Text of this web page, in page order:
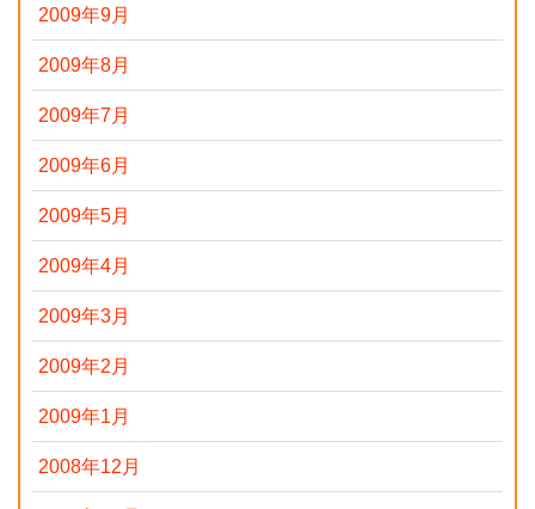
2009年9月
2009年8月
2009年7月
2009年6月
2009年5月
2009年4月
2009年3月
2009年2月
2009年1月
2008年12月